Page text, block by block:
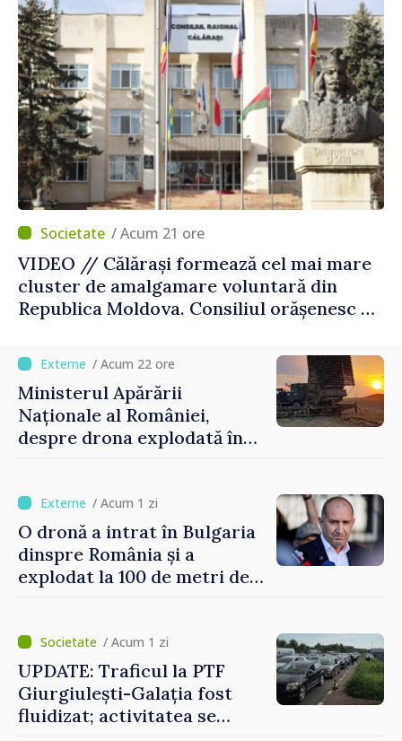
/ Acum 21 ore
VIDEO // Călărași formează cel mai mare
cluster de amalgamare voluntară din
Republica Moldova. Consiliul orășenesc a
/ Acum 22 ore
Ministerul Apărării
Naționale al României,
despre drona explodată în
vehicul aerian”
/ Acum 1 zi
O dronă a intrat în Bulgaria
dinspre România și a
explodat la 100 de metri de
/ Acum 1 zi
UPDATE: Traficul la PTF
Giurgiulești-Galația fost
fluidizat; activitatea se